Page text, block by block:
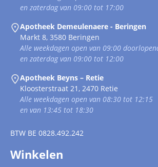
en zaterdag van 09:00 tot 17:00
Apotheek Demeulenaere - Beringen
Markt 8, 3580 Beringen
Alle weekdagen open van 09:00
en zaterdag van 09:00 tot 12:00
Apotheek Beyns – Retie
Kloosterstraat 21, 2470 Retie
Alle weekdagen open van 08:30 tot 12:15
en van 13:45 tot 18:30
BTW BE 0828.492.242
Winkelen